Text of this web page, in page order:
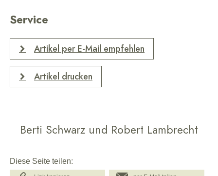
Service
Artikel per E-Mail empfehlen
Artikel drucken
Berti Schwarz und Robert Lambrecht
Diese Seite teilen: